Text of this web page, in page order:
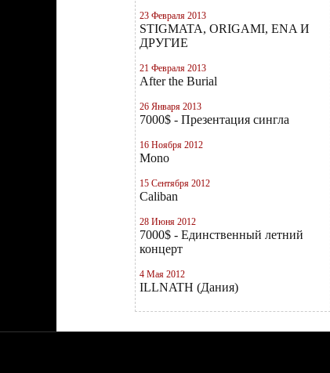
23 Февраля 2013
STIGMATA, ORIGAMI, ENA И
ДРУГИЕ
21 Февраля 2013
After the Burial
26 Января 2013
7000$ - Презентация сингла
16 Ноября 2012
Mono
15 Сентября 2012
Caliban
28 Июня 2012
7000$ - Единственный летний
концерт
4 Мая 2012
ILLNATH (Дания)